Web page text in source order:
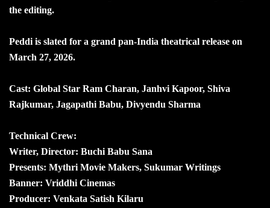
the editing.
Peddi is slated for a grand pan-India theatrical release on
March 27, 2026.
Cast: Global Star Ram Charan, Janhvi Kapoor, Shiva
Rajkumar, Jagapathi Babu, Divyendu Sharma
Technical Crew:
Writer, Director: Buchi Babu Sana
Presents: Mythri Movie Makers, Sukumar Writings
Banner: Vriddhi Cinemas
Producer: Venkata Satish Kilaru